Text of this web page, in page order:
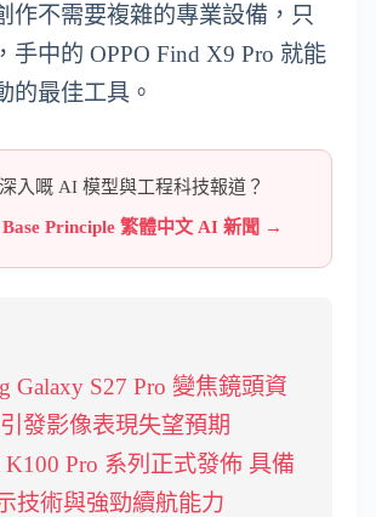
作不需要複雜的專業設備，只
手中的 OPPO Find X9 Pro 就能
的最佳工具。
入嘅 AI 模型與工程科技報道？
Principle 繁體中文 AI 新聞 →
Galaxy S27 Pro 變焦鏡頭資
發影像表現失望預期
Pro 系列正式發佈 具備
技術與強勁續航能力